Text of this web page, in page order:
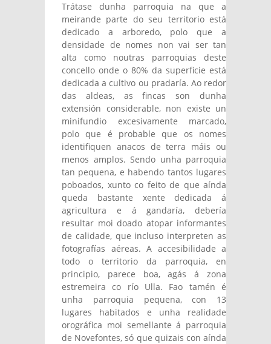
Trátase dunha parroquia na que a
meirande parte do seu territorio está
dedicado a arboredo, polo que a
densidade de nomes non vai ser tan
alta como noutras parroquias deste
concello onde o 80% da superficie está
dedicada a cultivo ou pradaría. Ao redor
das aldeas, as fincas son dunha
extensión considerable, non existe un
minifundio excesivamente marcado,
polo que é probable que os nomes
identifiquen anacos de terra máis ou
menos amplos. Sendo unha parroquia
tan pequena, e habendo tantos lugares
poboados, xunto co feito de que aínda
queda bastante xente dedicada á
agricultura e á gandaría, debería
resultar moi doado atopar informantes
de calidade, que incluso interpreten as
fotografías aéreas. A accesibilidade a
todo o territorio da parroquia, en
principio, parece boa, agás á zona
estremeira co río Ulla. Fao tamén é
unha parroquia pequena, con 13
lugares habitados e unha realidade
orográfica moi semellante á parroquia
de Novefontes, só que quizais con aínda